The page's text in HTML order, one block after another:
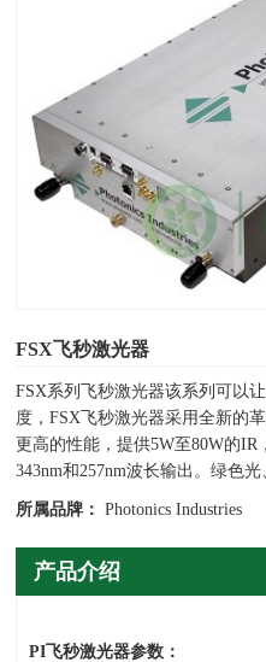
FSX飞秒激光器
FSX系列飞秒激光器该系列可以
度，FSX飞秒激光器采用全新的
更高的性能，提供5W至80W的IR
343nm和257nm波长输出。绿色光
所属品牌： Photonics Industries
产品介绍
PI 飞秒激光器参数：